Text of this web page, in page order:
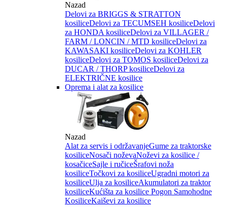
Nazad
Delovi za BRIGGS & STRATTON
kosiliceDelovi za TECUMSEH kosiliceDelovi
za HONDA kosiliceDelovi za VILLAGER /
FARM / LONCIN / MTD kosiliceDelovi za
KAWASAKI kosiliceDelovi za KOHLER
kosiliceDelovi za TOMOS kosiliceDelovi za
DUCAR / THORP kosiliceDelovi za
ELEKTRIČNE kosilice
Oprema i alat za kosilice
Nazad
Alat za servis i održavanjeGume za traktorske
kosiliceNosači noževaNoževi za kosilice /
kosačiceSajle i ručiceŠrafovi noža
kosiliceTočkovi za kosiliceUgradni motori za
kosiliceUlja za kosiliceAkumulatori za traktor
kosiliceKućišta za kosilice Pogon Samohodne
KosiliceKaiševi za kosilice